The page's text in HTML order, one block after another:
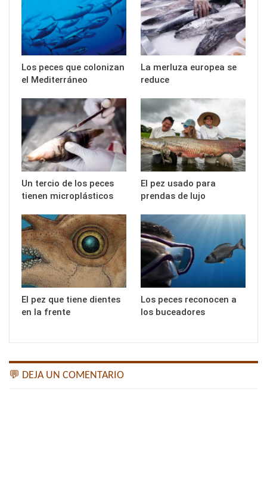
Los peces que colonizan
el Mediterráneo
La merluza europea se
reduce
Un tercio de los peces
tienen microplásticos
El pez usado para
prendas de lujo
El pez que tiene dientes
en la frente
Los peces reconocen a
los buceadores
💬 DEJA UN COMENTARIO